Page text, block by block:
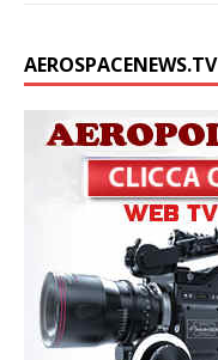
AEROSPACENEWS.TV